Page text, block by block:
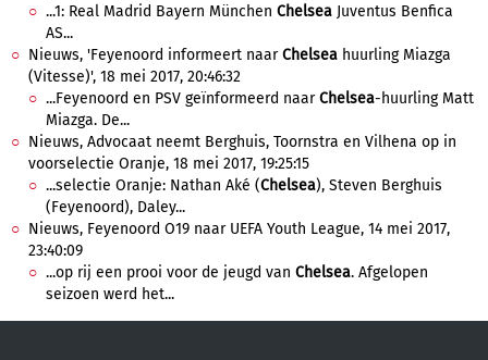
...1: Real Madrid Bayern München Chelsea Juventus Benfica
AS...
Nieuws, 'Feyenoord informeert naarChelsea huurling Miazga
(Vitesse)', 18 mei 2017, 20:46:32
...Feyenoord en PSV geïnformeerd naarChelsea-huurling Matt
Miazga. De...
Nieuws, Advocaat neemt Berghuis, Toornstra en Vilhena op in
voorselectie Oranje, 18 mei 2017, 19:25:15
...selectie Oranje: Nathan Aké (Chelsea), Steven Berghuis
(Feyenoord), Daley...
Nieuws, Feyenoord O19 naar UEFA Youth League, 14 mei 2017,
23:40:09
...op rij een prooi voor de jeugd van Chelsea. Afgelopen
seizoen werd het...